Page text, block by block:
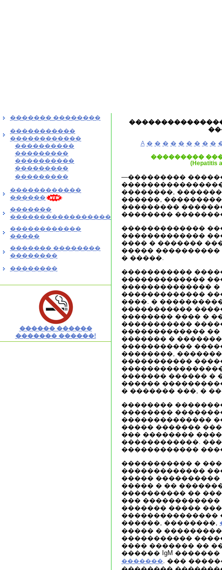
������� ��������
�����������
������������
����������
���������
����������
���������
���������
������������
������
�������
�����������������
������������
�����
������� ��������
��������
��������
������ ������
������� ������!
A � � � � � � � � �
���������
(Hepatitis
—���������
��������,
������,
���������
��������
�������������
�������������
���� � �������
����� ����������
� �����.
�����������
�������������
�������������� �
�������������
����. �
�����������
�������� ���� �
�����������
������������� ��
������� �
�����������
��������,
�����������
������� ������ �
������
� ������� ���, �
��������
��������
��������������
����� �������
��� ��������
������������.
������������
����������� �
�������������
����� ����������
����� � ��
���������� ��
��� ������������
������� �����
���������������
������, ��������,
����� �
�����������
���� ������� ��
������ IgM �������
�������. ���